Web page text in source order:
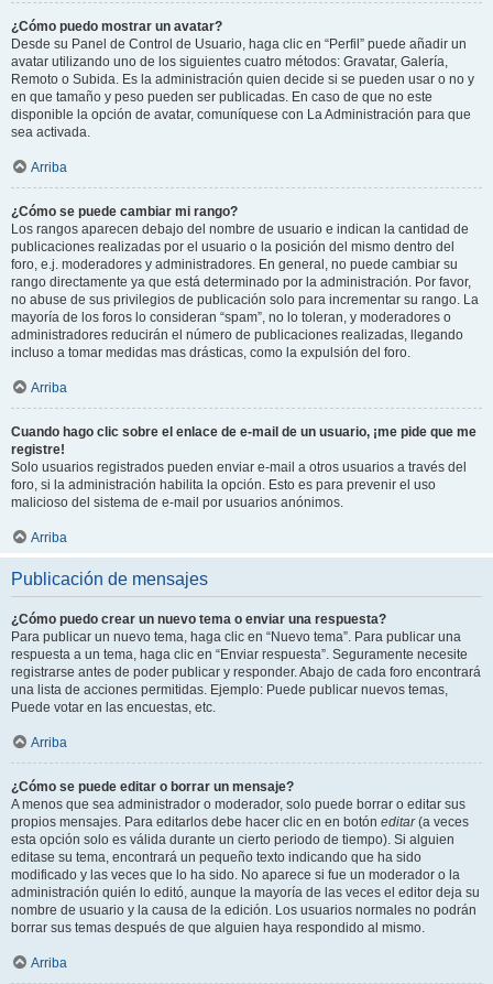
¿Cómo puedo mostrar un avatar?
Desde su Panel de Control de Usuario, haga clic en “Perfil” puede añadir un
avatar utilizando uno de los siguientes cuatro métodos: Gravatar, Galería,
Remoto o Subida. Es la administración quien decide si se pueden usar o no y
en que tamaño y peso pueden ser publicadas. En caso de que no este
disponible la opción de avatar, comuníquese con La Administración para que
sea activada.
Arriba
¿Cómo se puede cambiar mi rango?
Los rangos aparecen debajo del nombre de usuario e indican la cantidad de
publicaciones realizadas por el usuario o la posición del mismo dentro del
foro, e.j. moderadores y administradores. En general, no puede cambiar su
rango directamente ya que está determinado por la administración. Por favor,
no abuse de sus privilegios de publicación solo para incrementar su rango. La
mayoría de los foros lo consideran “spam”, no lo toleran, y moderadores o
administradores reducirán el número de publicaciones realizadas, llegando
incluso a tomar medidas mas drásticas, como la expulsión del foro.
Arriba
Cuando hago clic sobre el enlace de e-mail de un usuario, ¡me pide que me
registre!
Solo usuarios registrados pueden enviar e-mail a otros usuarios a través del
foro, si la administración habilita la opción. Esto es para prevenir el uso
malicioso del sistema de e-mail por usuarios anónimos.
Arriba
Publicación de mensajes
¿Cómo puedo crear un nuevo tema o enviar una respuesta?
Para publicar un nuevo tema, haga clic en “Nuevo tema”. Para publicar una
respuesta a un tema, haga clic en “Enviar respuesta”. Seguramente necesite
registrarse antes de poder publicar y responder. Abajo de cada foro encontrará
una lista de acciones permitidas. Ejemplo: Puede publicar nuevos temas,
Puede votar en las encuestas, etc.
Arriba
¿Cómo se puede editar o borrar un mensaje?
A menos que sea administrador o moderador, solo puede borrar o editar sus
propios mensajes. Para editarlos debe hacer clic en en botón editar(a veces
esta opción solo es válida durante un cierto periodo de tiempo). Si alguien
editase su tema, encontrará un pequeño texto indicando que ha sido
modificado y las veces que lo ha sido. No aparece si fue un moderador o la
administración quién lo editó, aunque la mayoría de las veces el editor deja su
nombre de usuario y la causa de la edición. Los usuarios normales no podrán
borrar sus temas después de que alguien haya respondido al mismo.
Arriba